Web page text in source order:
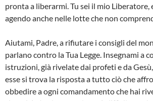
pronta a liberarmi. Tu sei il mio Liberatore,
agendo anche nelle lotte che non
Aiutami, Padre, a rifiutare i consigli del
parlano contro la Tua Legge. Insegnami a
istruzioni, già rivelate dai profeti e da
esse si trova la risposta a tutto ciò che
obbedire a ogni comandamento che hai